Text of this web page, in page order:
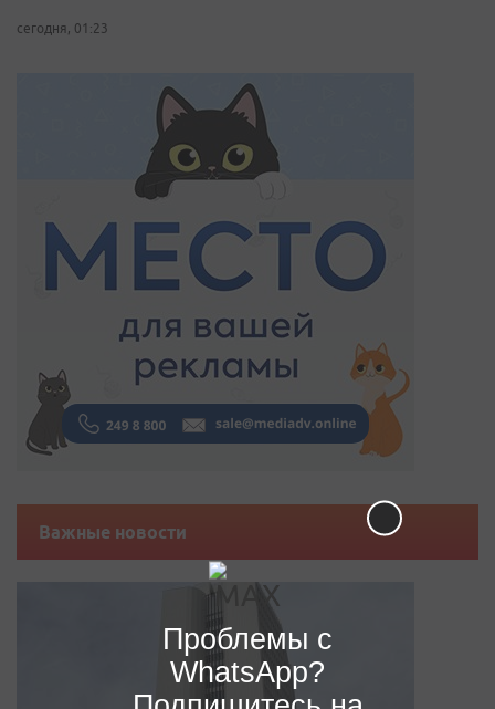
сегодня, 01:23
Важные новости
Проблемы с
WhatsApp?